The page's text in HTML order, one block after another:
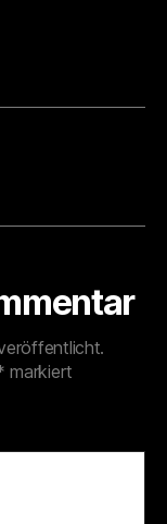
markiert